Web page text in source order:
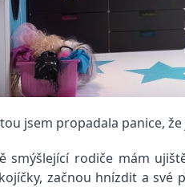
jsem propadala panice,
smýšlející rodiče mám
začnou hnízdit a